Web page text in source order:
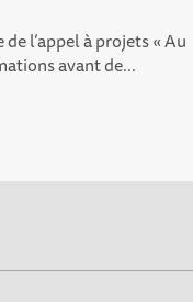
l’appel à projets « Au
avant de...